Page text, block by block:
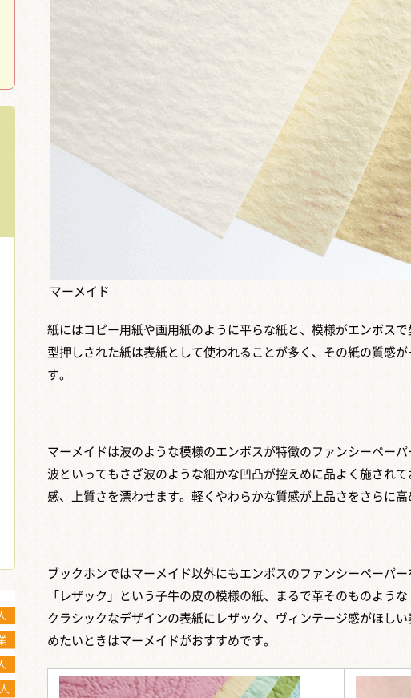
マーメイド
紙にはコピー用紙や画用紙のように平らな紙と、模様がエンボス
型押しされた紙は表紙として使われることが多く、その紙の質感
す。
マーメイドは波のような模様のエンボスが特徴のファンシーペーパ
波といってもさざ波のような細かな凹凸が控えめに品よく施され
感、上質さを漂わせます。軽くやわらかな質感が上品さをさらに
ブックホンではマーメイド以外にもエンボスのファンシーペーパ
「レザック」という子牛の皮の模様の紙、まるで革そのものよう
クラシックなデザインの表紙にレザック、ヴィンテージ感がほし
めたいときはマーメイドがおすすめです。